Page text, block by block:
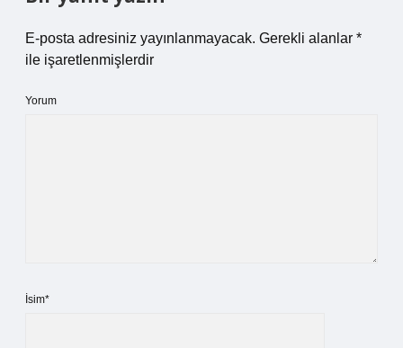
E-posta adresiniz yayınlanmayacak. Gerekli alanlar *
ile işaretlenmişlerdir
Yorum
İsim*